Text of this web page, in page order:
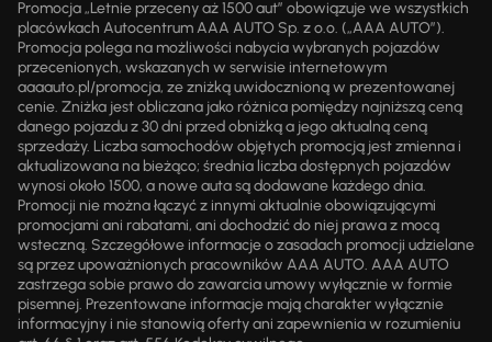
Promocja „Letnie przeceny aż 1500 aut” obowiązuje we wszystkich
placówkach Autocentrum AAA AUTO Sp. z o.o. („AAA AUTO”).
Promocja polega na możliwości nabycia wybranych pojazdów
przecenionych, wskazanych w serwisie internetowym
aaaauto.pl/promocja, ze zniżką uwidocznioną w prezentowanej
cenie. Zniżka jest obliczana jako różnica pomiędzy najniższą ceną
danego pojazdu z 30 dni przed obniżką a jego aktualną ceną
sprzedaży. Liczba samochodów objętych promocją jest zmienna i
aktualizowana na bieżąco; średnia liczba dostępnych pojazdów
wynosi około 1500, a nowe auta są dodawane każdego dnia.
Promocji nie można łączyć z innymi aktualnie obowiązującymi
promocjami ani rabatami, ani dochodzić do niej prawa z mocą
wsteczną. Szczegółowe informacje o zasadach promocji udzielane
są przez upoważnionych pracowników AAA AUTO. AAA AUTO
zastrzega sobie prawo do zawarcia umowy wyłącznie w formie
pisemnej. Prezentowane informacje mają charakter wyłącznie
informacyjny i nie stanowią oferty ani zapewnienia w rozumieniu